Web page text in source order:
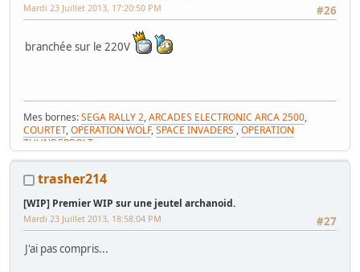
#26
Mardi 23 Juillet 2013, 17:20:50 PM
branchée sur le 220V
Mes bornes:SEGA RALLY 2,ARCADES ELECTRONIC ARCA 2500,
COURTET,OPERATION WOLF,SPACE INVADERS ,OPERATION
THUNDERBOLT
et
mon enseigne SEGA
Ma René Pierre minie
trasher214
[WIP] Premier WIP sur une jeutel archanoid.
#27
Mardi 23 Juillet 2013, 18:58:04 PM
J'ai pas compris...